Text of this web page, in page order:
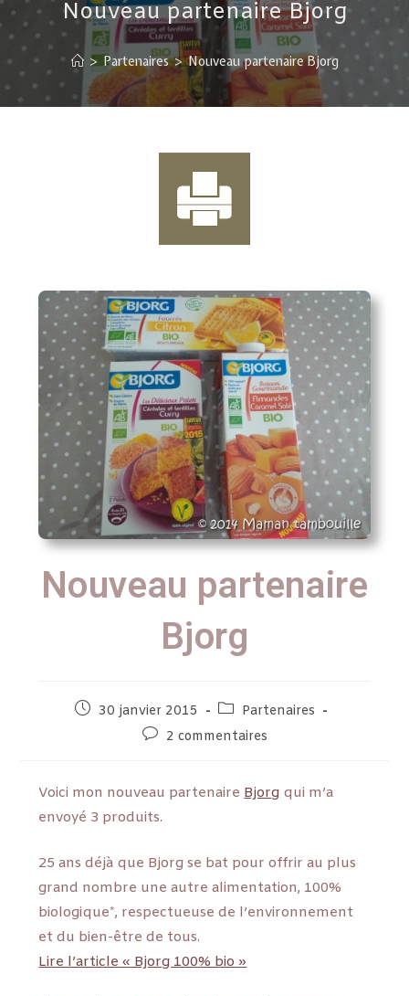
Nouveau partenaire Bjorg
> Partenaires > Nouveau partenaire Bjorg
Nouveau partenaire
Bjorg
30 janvier 2015
Partenaires
2 commentaires
Voici mon nouveau partenaireBjorg qui m’a
envoyé 3 produits.
25 ans déjà que Bjorg se bat pour offrir au plus
grand nombre une autre alimentation, 100%
biologique*, respectueuse de l’environnement
et du bien-être de tous.
Lire l’article « Bjorg 100% bio »